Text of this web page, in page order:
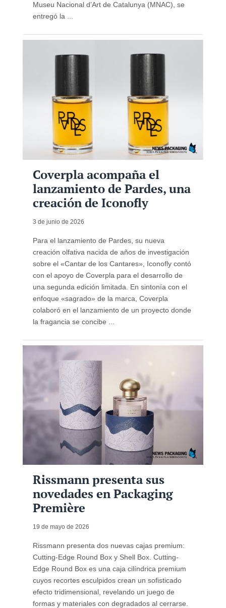
Museu Nacional d’Art de Catalunya (MNAC), se
entregó la ...
Coverpla acompaña el
lanzamiento de Pardes, una
creación de Iconofly
3 de junio de 2026
Para el lanzamiento de Pardes, su nueva
creación olfativa nacida de años de investigación
sobre el «Cantar de los Cantares», Iconofly contó
con el apoyo de Coverpla para el desarrollo de
una segunda edición limitada. En sintonía con el
enfoque «sagrado» de la marca, Coverpla
colaboró ​​en el lanzamiento de un proyecto donde
la fragancia se concibe ...
Rissmann presenta sus
novedades en Packaging
Première
19 de mayo de 2026
Rissmann presenta dos nuevas cajas premium:
Cutting-Edge Round Box y Shell Box. Cutting-
Edge Round Box es una caja cilíndrica premium
cuyos recortes esculpidos crean un sofisticado
efecto tridimensional, revelando un juego de
formas y materiales con degradados al cerrarse.